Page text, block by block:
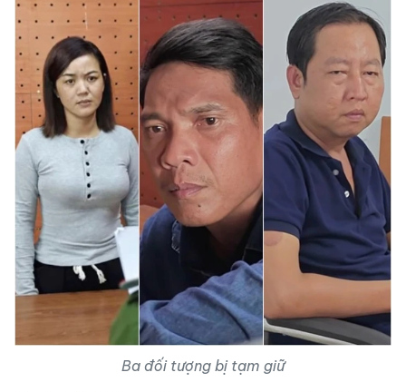
Ba đối tượng bị tạm giữ